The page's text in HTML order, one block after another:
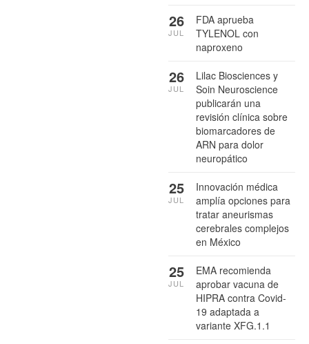
FDA aprueba
TYLENOL con
naproxeno
26
JUL
Lilac Biosciences y
Soin Neuroscience
publicarán una
revisión clínica sobre
biomarcadores de
ARN para dolor
neuropático
26
JUL
Innovación médica
amplía opciones para
tratar aneurismas
cerebrales complejos
en México
25
JUL
EMA recomienda
aprobar vacuna de
HIPRA contra Covid-
19 adaptada a
variante XFG.1.1
25
JUL